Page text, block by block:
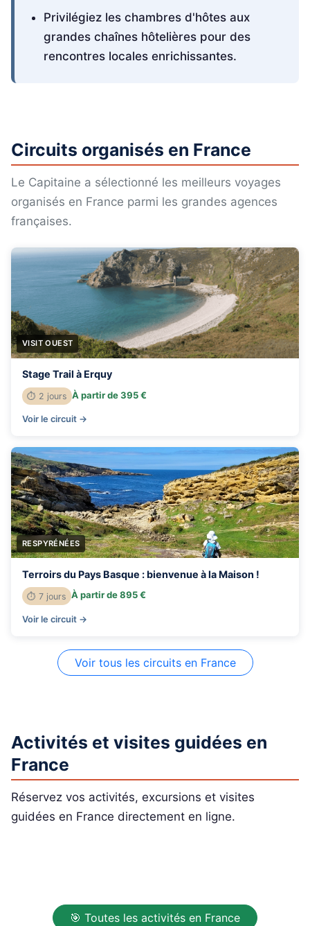
Privilégiez les chambres d'hôtes aux
grandes chaînes hôtelières pour des
rencontres locales enrichissantes.
Circuits organisés en France
Le Capitaine a sélectionné les meilleurs voyages
organisés en France parmi les grandes agences
françaises.
VISIT OUEST
Stage Trail à Erquy
⏱ 2 jours À partir de 395 €
Voir le circuit →
RESPYRÉNÉES
Terroirs du Pays Basque : bienvenue à la Maison !
⏱ 7 jours À partir de 895 €
Voir le circuit →
Voir tous les circuits en France
Activités et visites guidées en
France
Réservez vos activités, excursions et visites
guidées en France directement en ligne.
🎯 Toutes les activités en France